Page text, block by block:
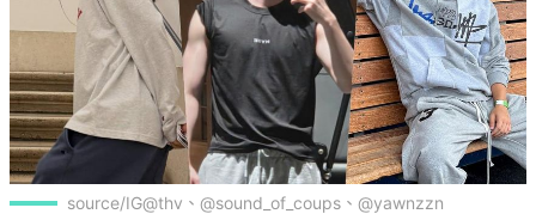
source/IG@thv、@sound_of_coups、@yawnzzn